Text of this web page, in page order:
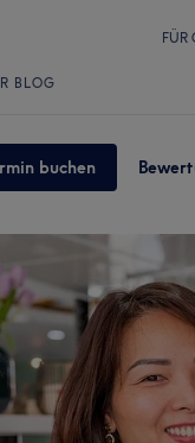
FÜR
BLOG
buchen